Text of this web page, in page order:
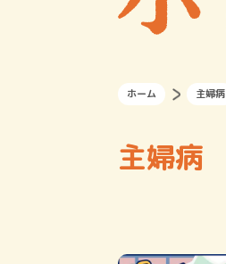
ホーム 主婦病
主婦病